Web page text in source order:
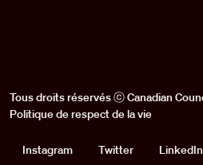
Tous droits réservés ⓒ Canadian
Politique de respect de la vie
Social
Instagram Twitter LinkedIn